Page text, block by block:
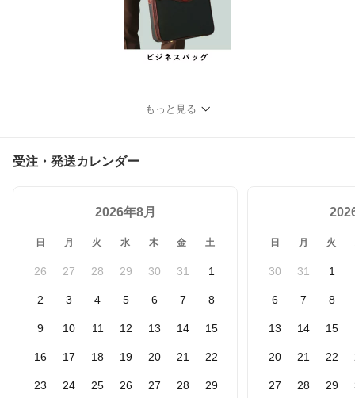
もっと見る
受注・発送カレンダー
2026年8月
日 月 火 水 木 金 土
26 27 28 29 30 31 1
2 3 4 5 6 7 8
9 10 11 12 13 14 15
16 17 18 19 20 21 22
23 24 25 26 27 28 29
日 月 火
30 31 1
6 7 8
13 14 15
20 21 22
27 28 29